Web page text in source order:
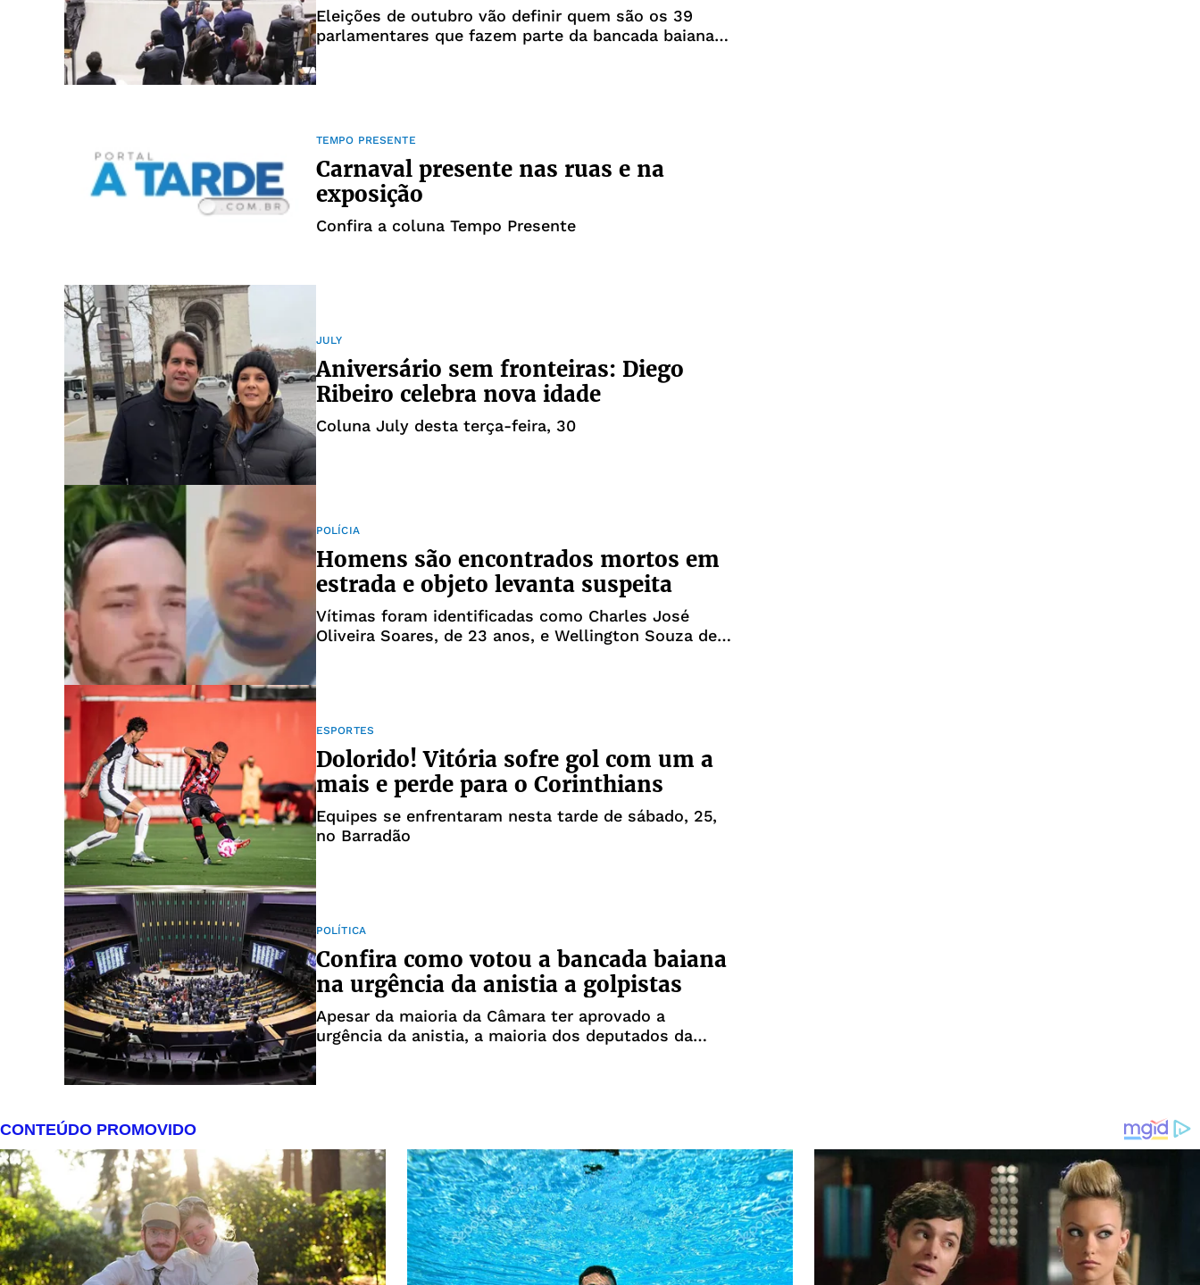
Eleições de outubro vão definir quem são os 39
parlamentares que fazem parte da bancada baiana
TEMPO PRESENTE
Carnaval presente nas ruas e na
exposição
Confira a coluna Tempo Presente
JULY
Aniversário sem fronteiras: Diego
Ribeiro celebra nova idade
Coluna July desta terça-feira, 30
POLÍCIA
Homens são encontrados mortos em
estrada e objeto levanta suspeita
Vítimas foram identificadas como Charles José
Oliveira Soares, de 23 anos, e Wellington Souza de
ESPORTES
Dolorido! Vitória sofre gol com um a
mais e perde para o Corinthians
Equipes se enfrentaram nesta tarde de sábado, 25,
no Barradão
POLÍTICA
Confira como votou a bancada baiana
na urgência da anistia a golpistas
Apesar da maioria da Câmara ter aprovado a
urgência da anistia, a maioria dos deputados da